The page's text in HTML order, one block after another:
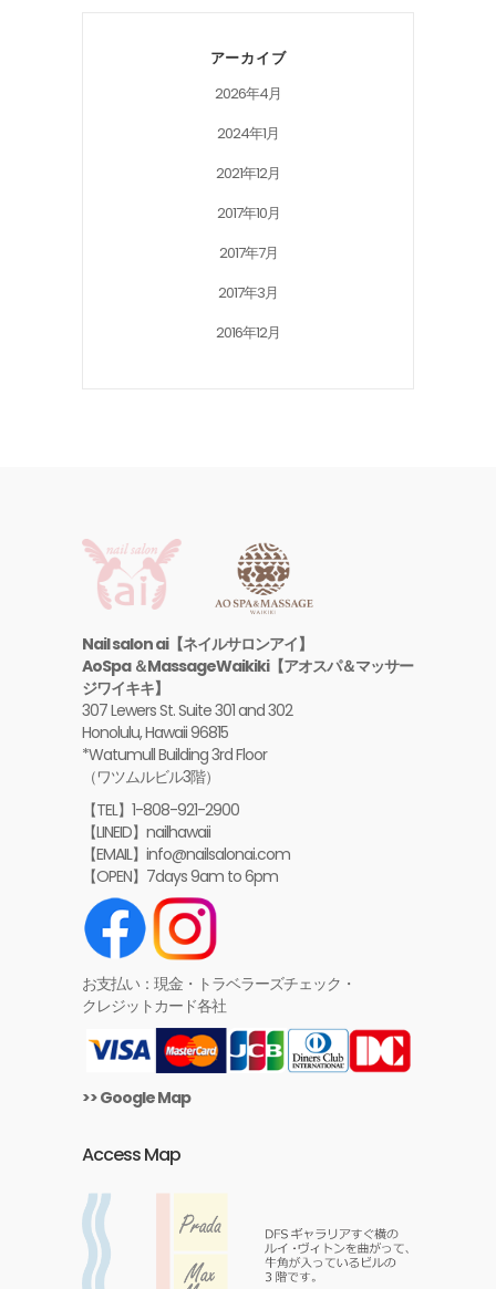
アーカイブ
2026年4月
2024年1月
2021年12月
2017年10月
2017年7月
2017年3月
2016年12月
Nail salon ai【ネイルサロンアイ】
AoSpa ＆MassageWaikiki【アオスパ＆マッサー
ジワイキキ】
307 Lewers St. Suite 301 and 302
Honolulu, Hawaii 96815
*Watumull Building 3rd Floor
（ワツムルビル3階）
【TEL】1-808-921-2900
【LINEID】nailhawaii
【EMAIL】info@nailsalonai.com
【OPEN】7days 9am to 6pm
お支払い：現金・トラベラーズチェック・
クレジットカード各社
>> Google Map
Access Map